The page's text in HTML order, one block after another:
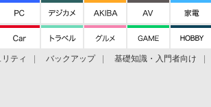
ティ バックアップ 基礎知識・入門者向け